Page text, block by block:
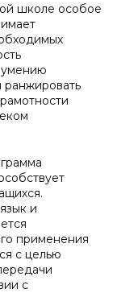
школе особое
умению
ранжировать
и
применения
с целью
с